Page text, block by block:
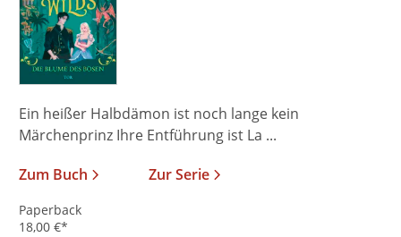
Ein heißer Halbdämon ist noch lange kein
Märchenprinz Ihre Entführung ist La ...
Zum Buch
Zur Serie
Paperback
18,00 €*